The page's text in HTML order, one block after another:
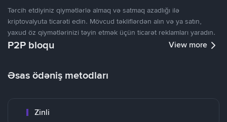
Tərcih etdiyiniz qiymətlərlə almaq və satmaq azadlığı ilə
kriptovalyuta ticarəti edin. Mövcud təkliflərdən alın və ya satın,
yaxud öz qiymətlərinizi təyin etmək üçün ticarət reklamları yaradın.
P2P bloqu View more
Əsas ödəniş metodları
Zinli